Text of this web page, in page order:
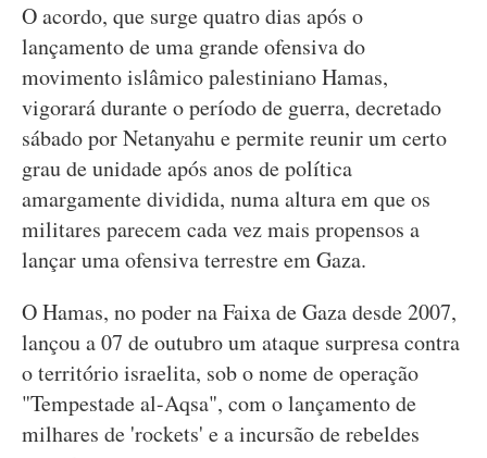
O acordo, que surge quatro dias após o
lançamento de uma grande ofensiva do
movimento islâmico palestiniano Hamas,
vigorará durante o período de guerra, decretado
sábado por Netanyahu e permite reunir um certo
grau de unidade após anos de política
amargamente dividida, numa altura em que os
militares parecem cada vez mais propensos a
lançar uma ofensiva terrestre em Gaza.
O Hamas, no poder na Faixa de Gaza desde 2007,
lançou a 07 de outubro um ataque surpresa contra
o território israelita, sob o nome de operação
"Tempestade al-Aqsa", com o lançamento de
milhares de 'rockets' e a incursão de rebeldes